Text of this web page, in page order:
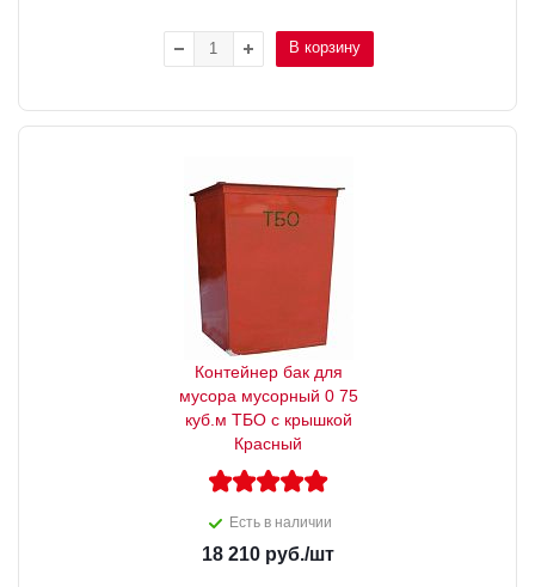
В корзину
Контейнер бак для
мусора мусорный 0 75
куб.м ТБО с крышкой
Красный
Есть в наличии
18 210 руб./шт